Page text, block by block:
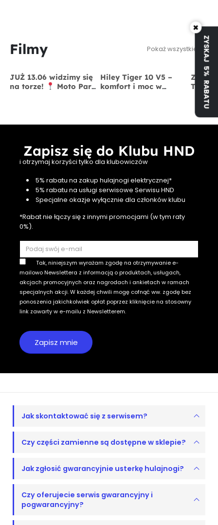
Filmy Pokaż wszystkie
JUŻ 13.06 widzimy się
na torze!
Moto Park
Hiley Tiger 10 V5 –
komfort i moc w
Tiger
x
Zapisz się do Klubu HND
i otrzymaj korzyści tylko dla klubowiczów
5% rabatu na zakup hulajnogi elektrycznej*
5% rabatu na usługi serwisowe Serwisu HND
Specjalne okazje wyłącznie dla członków klubu
*Rabat nie łączy się z innymi promocjami (w tym raty
0%).
Tak, niniejszym wyrażam zgodę na otrzymywanie e-
mailowo Newslettera z informacją o produktach, usługach,
akcjach promocyjnych oraz nagrodach i ankietach w ramach
specjalnych akcji. W każdej chwili mogę cofnąć ww. zgodę bez
ponoszenia jakichkolwiek opłat poprzez kliknięcie na stosowny
link zawarty w e-mailu z Newsletterem.
Jak skontaktować się z serwisem?
Czy części zamienne są dostępne w sklepie?
Jak zgłosić gwarancyjnie usterkę hulajnogi?
Czy oferujecie serwis gwarancyjny i
pogwarancyjny?
×
ZYSKAJ 5% RABATU